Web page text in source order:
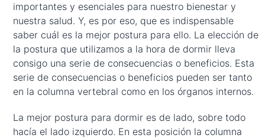
importantes y esenciales para nuestro bienestar y
nuestra salud. Y, es por eso, que es indispensable
saber cuál es la mejor postura para ello. La elección de
la postura que utilizamos a la hora de dormir lleva
consigo una serie de consecuencias o beneficios. Esta
serie de consecuencias o beneficios pueden ser tanto
en la columna vertebral como en los órganos internos.
La mejor postura para dormir es de lado, sobre todo
hacía el lado izquierdo. En esta posición la columna